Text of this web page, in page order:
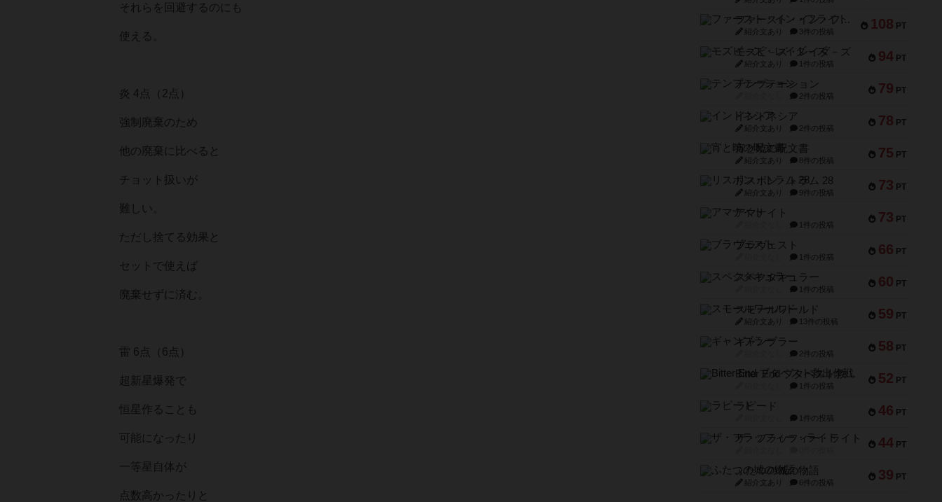
それらを回避するのにも
使える。
炎 4点（2点）
強制廃棄のため
他の廃棄に比べると
チョット扱いが
難しい。
ただし捨てる効果と
セットで使えば
廃棄せずに済む。
雷 6点（6点）
超新星爆発で
恒星作ることも
可能になったり
一等星自体が
点数高かったりと
108 PT
ファースト・イン・フライト
紹介文あり 3件の投稿
94 PT
モズビ－ズ・レイダ－ズ
紹介文あり 1件の投稿
79 PT
テンプテーション
2件の投稿
78 PT
インドネシア
紹介文あり 2件の投稿
75 PT
宵と暁の呪文書
紹介文あり 8件の投稿
73 PT
リスボン・トラム 28
紹介文あり 9件の投稿
73 PT
アマナイト
1件の投稿
66 PT
ブラヴェスト
1件の投稿
60 PT
スペクタキュラー
1件の投稿
59 PT
スモールワールド
紹介文あり 13件の投稿
58 PT
ギャンブラー
2件の投稿
52 PT
Bitter End ブタペスト救出作戦
1件の投稿
46 PT
ラピード
1件の投稿
44 PT
ザ・フラッフィー・ライト
39 PT
ふたつの城の物語
紹介文あり 6件の投稿